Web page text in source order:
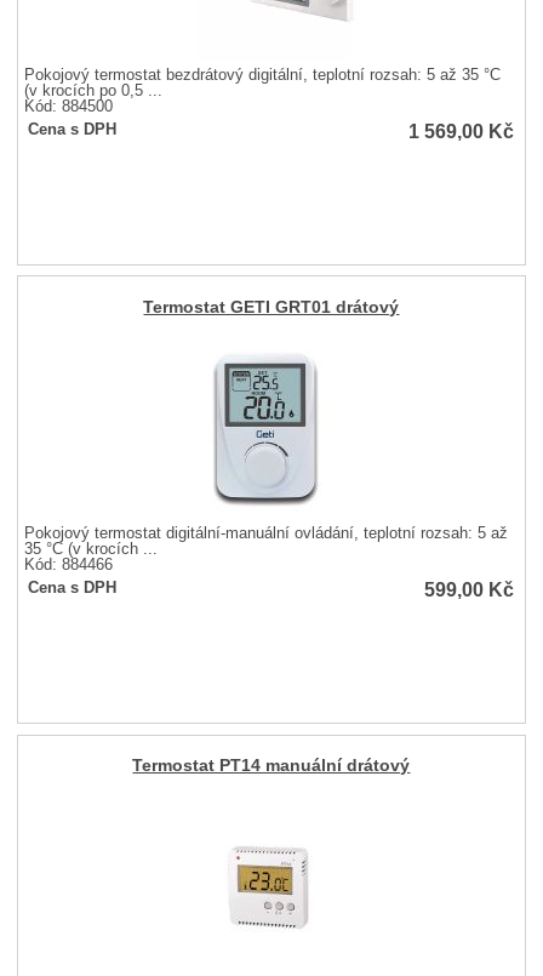
Pokojový termostat bezdrátový digitální, teplotní rozsah: 5 až 35 °C
(v krocích po 0,5 ...
Kód: 884500
Cena s DPH
1 569,00 Kč
Termostat GETI GRT01 drátový
Pokojový termostat digitální-manuální ovládání, teplotní rozsah: 5 až
35 °C (v krocích ...
Kód: 884466
Cena s DPH
599,00 Kč
Termostat PT14 manuální drátový